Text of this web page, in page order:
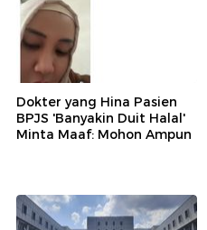
Dokter yang Hina Pasien
BPJS 'Banyakin Duit Halal'
Minta Maaf: Mohon Ampun